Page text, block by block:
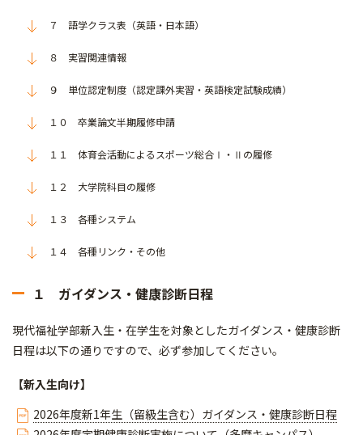
７ 語学クラス表（英語・日本語）
８ 実習関連情報
９ 単位認定制度（認定課外実習・英語検定試験成績）
１０ 卒業論文半期履修申請
１１ 体育会活動によるスポーツ総合Ⅰ・Ⅱの履修
１２ 大学院科目の履修
１３ 各種システム
１４ 各種リンク・その他
１ ガイダンス・健康診断日程
現代福祉学部新入生・在学生を対象としたガイダンス・健康診断
日程は以下の通りですので、必ず参加してください。
【新入生向け】
2026年度新1年生（留級生含む）ガイダンス・健康診断日程